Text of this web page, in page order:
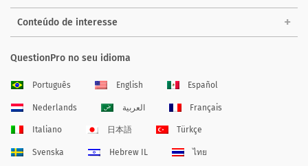
Conteúdo de interesse
QuestionPro no seu idioma
Português English Español
Nederlands العربية Français
Italiano 日本語 Türkçe
Svenska Hebrew IL ไทย